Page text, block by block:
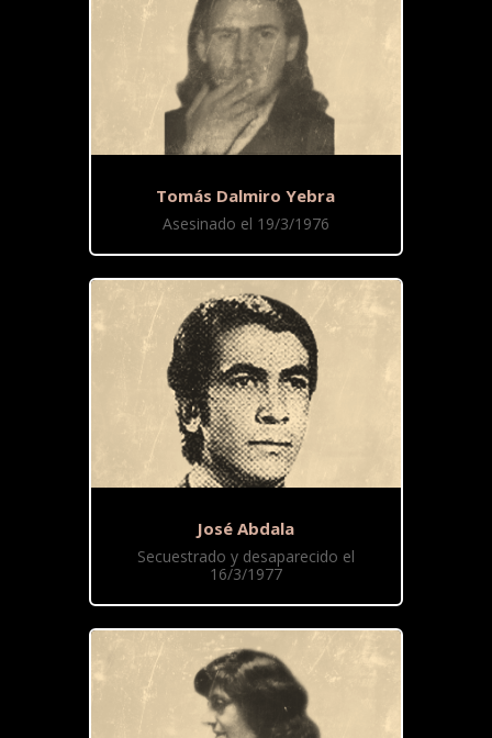
Tomás Dalmiro Yebra
Asesinado el 19/3/1976
José Abdala
Secuestrado y desaparecido el
16/3/1977